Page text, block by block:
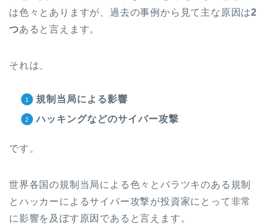
は色々とありますが、過去の事例から見て主な原因は2
つあると言えます。
それは、
規制当局による影響
ハッキングなどのサイバー攻撃
です。
世界各国の規制当局による色々とバラツキのある規制
とハッカーによるサイバー攻撃が投資家にとって非常
に影響を及ぼす原因であると言えます。